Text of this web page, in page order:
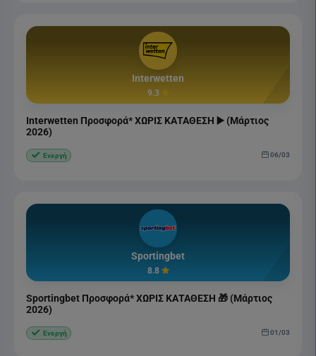
Interwetten
9.3
Interwetten Προσφορά* ΧΩΡΙΣ ΚΑΤΑΘΕΣΗ ▶️ (Μάρτιος
2026)
Ενεργή 06/03
Sportingbet
8.8
Sportingbet Προσφορά* ΧΩΡΙΣ ΚΑΤΑΘΕΣΗ 🎁 (Μάρτιος
2026)
Ενεργή 01/03